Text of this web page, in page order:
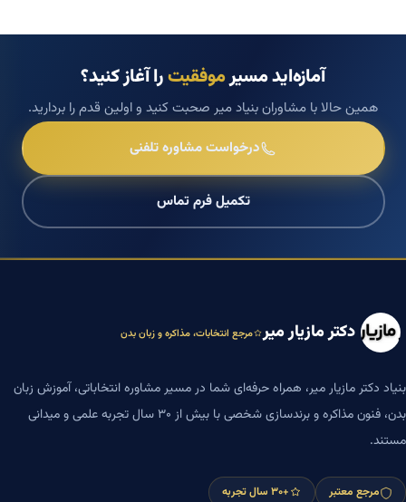
آمازه‌اید مسیرموفقیترا آغاز کنید؟
همین حالا با مشاوران بنیاد میر صحبت کنید و اولین قدم را بردارید.
درخواست مشاوره تلفنی
تکمیل فرم تماس
دکتر مازیار میر مرجع انتخابات، مذاکره و زبان بدن
بنیاد دکتر مازیار میر، همراه حرفه‌ای شما در مسیر مشاوره انتخاباتی، آموزش زبان
بدن، فنون مذاکره و برندسازی شخصی با بیش از ۳۰ سال تجربه علمی و میدانی
مستند.
مرجع معتبر +۳۰ سال تجربه